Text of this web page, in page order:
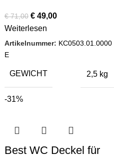
€71,00 € 49,00
Weiterlesen
Artikelnummer: KC0503.01.0000
E
GEWICHT 2,5 kg
-31%
Best WC Deckel für